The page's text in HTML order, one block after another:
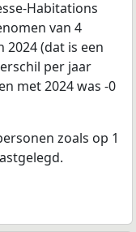
Habitations
van 4
2024 (dat is een
per jaar
met 2024 was -0
zoals op 1